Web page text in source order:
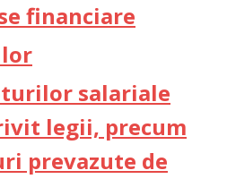
financiare
salariale
legii, precum
prevazute de